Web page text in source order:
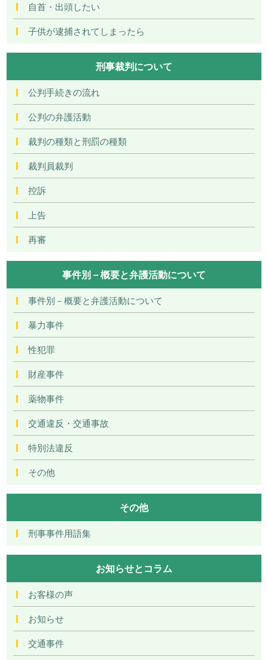
自首・出頭したい
子供が逮捕されてしまったら
刑事裁判について
公判手続きの流れ
公判の弁護活動
裁判の種類と刑罰の種類
裁判員裁判
控訴
上告
再審
事件別－概要と弁護活動について
事件別－概要と弁護活動について
暴力事件
性犯罪
財産事件
薬物事件
交通違反・交通事故
特別法違反
その他
その他
刑事事件用語集
お知らせとコラム
お客様の声
お知らせ
交通事件